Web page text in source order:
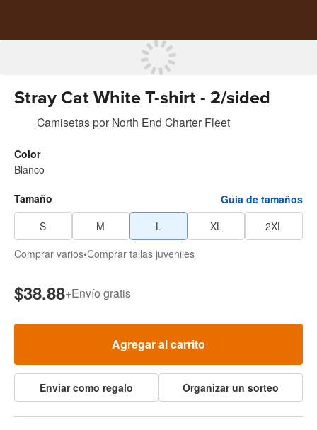
Stray Cat White T-shirt - 2/sided
Camisetaspor North End Charter Fleet
Color
Blanco
Tamaño
Guía de tamaños
S
M L XL
2XL
Comprar varios•Comprar tallas juveniles
$38.88+Envío gratis
Agregar al carrito
Enviar como regalo Organizar un sorteo